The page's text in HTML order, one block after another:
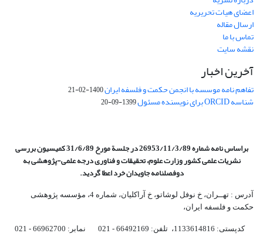
اعضای هیات تحریریه
ارسال مقاله
تماس با ما
نقشه سایت
آخرین اخبار
تفاهم نامه موسسه با انجمن حکمت و فلسفه ایران1400-02-21
شناسه ORCID برای نویسنده مسئول 1399-09-20
براساس نامه شماره 26953/11/3/89 در جلسة مورخ 31/6/89 کمیسیون
بررسی
نشریات علمی کشور وزارت علوم، تحقیقات و فناوری درجه علمی‌-پژوهشیبه
دوفصلنامه جاویدان خرد اعطا گردید.
آدرس : تهــران، خ نوفل لوشاتو، خ آراکلیان، شماره 4،‌ مؤسسه پژوهشی
حکمت و فلسفه ایران،‌
کدپستی: 1133614816، تلفن: 66492169 - 021 نمابر: 66962700 - 021